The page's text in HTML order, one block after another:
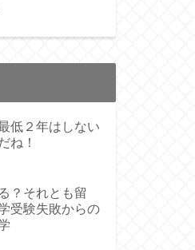
低２年はしない
ね！
？それとも留
受験失敗からの